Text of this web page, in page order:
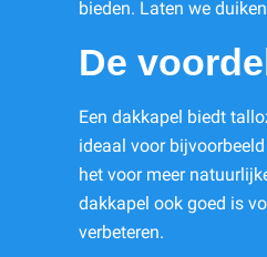
bieden. Laten we
De
Een dakkapel biedt
ideaal voor
het voor meer
dakkapel ook goed is
verbeteren.